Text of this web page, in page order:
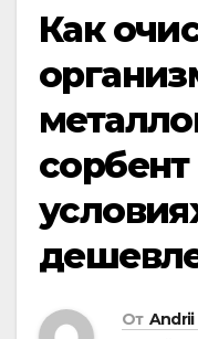
Как
От Andrii